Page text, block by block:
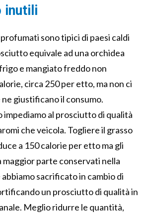
inutili
sono tipici di paesi caldi
equivale ad una orchidea
e mangiato freddo non
circa 250 per etto, ma non ci
ne giustificano il consumo.
al prosciutto di qualità
che veicola. Togliere il grasso
a 150 calorie per etto ma gli
maggior parte conservati nella
sacrificato in cambio di
un prosciutto di qualità in
Meglio ridurre le quantità,